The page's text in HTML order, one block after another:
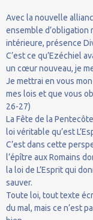
Avec la nouvelle
ensemble d’obligation
intérieure, présence
C’est ce qu’Ezéchiel
un cœur nouveau, je
Je mettrai en vous
mes lois et que vous
26-27)
La Fête de la
loi véritable qu’est
C’est dans cette
l’épître aux Romains
la loi de L’Esprit qui
sauver.
Toute loi, tout texte
du mal, mais ce n’est